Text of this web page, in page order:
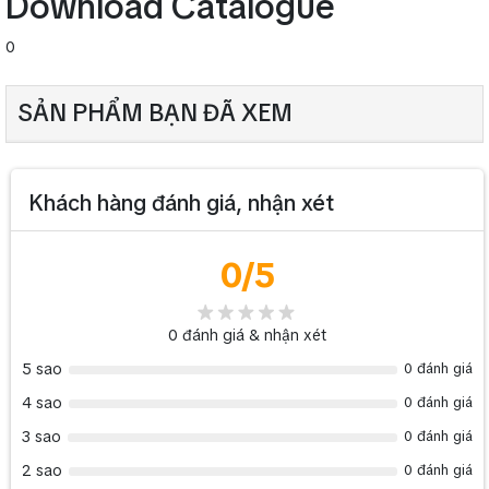
củ micro chuyên dùng cho karaoke nên có độ nhậy cực cao,
dễ bắt mic, dễ hát mà vẫn không bị rè tiếng khi hét quá to.
0
SẢN PHẨM BẠN ĐÃ XEM
Khách hàng đánh giá, nhận xét
0/5
0 đánh giá & nhận xét
5 sao
0 đánh giá
4 sao 0 đánh giá
3 sao 0 đánh giá
2 sao 0 đánh giá